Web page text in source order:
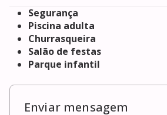
Segurança
Piscina adulta
Churrasqueira
Salão de festas
Parque infantil
Enviar mensagem